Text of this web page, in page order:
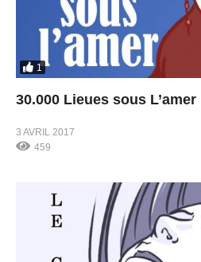
1
30.000 Lieues sous L’amer
3 AVRIL 2017
459